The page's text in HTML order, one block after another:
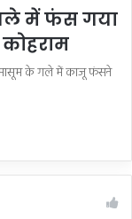
में फंस गया
मासूम के गले में काजू फंसने